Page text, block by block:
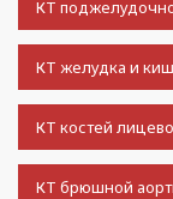
КТ
КТ желудка и
КТ костей
КТ брюшной